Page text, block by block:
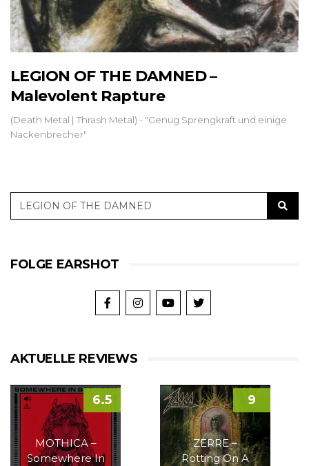
LEGION OF THE DAMNED –
Malevolent Rapture
(Death Metal | Thrash Metal) - "Genug Sprengkraft und einige
Nackenbrecher"
FOLGE EARSHOT
AKTUELLE REVIEWS
MOTHICA –
Somewhere In
6.5
ZERRE –
Rotting On A
9